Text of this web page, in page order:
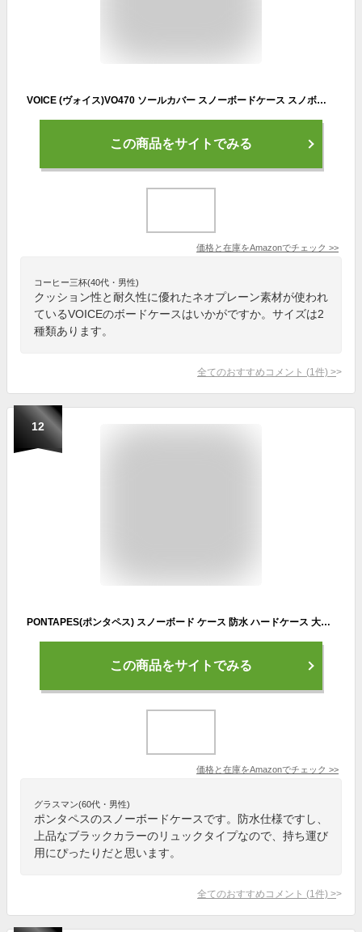
VOICE (ヴォイス)VO470 ソールカバー スノーボードケース スノボーケース ショルダーベルト付き ソールガード ネオプレン
この商品をサイトでみる
価格と在庫をAmazonでチェック >>
コーヒー三杯(40代・男性)
クッション性と耐久性に優れたネオプレーン素材が使われ
ているVOICEのボードケースはいかがですか。サイズは2
種類あります。
全てのおすすめコメント (1 件) >
12
PONTAPES(ポンタペス) スノーボード ケース 防水 ハードケース 大容量 バックパック 全3色 ボードケース PONBAG-131 ブラック 160cmサイズ スノーボード バッグ ザック スノボ スノボー スキー メンズ レディース リュックサック
この商品をサイトでみる
価格と在庫をAmazonでチェック >>
グラスマン(60代・男性)
ポンタペスのスノーボードケースです。防水仕様ですし、
上品なブラックカラーのリュックタイプなので、持ち運び
用にぴったりだと思います。
全てのおすすめコメント (1 件) >